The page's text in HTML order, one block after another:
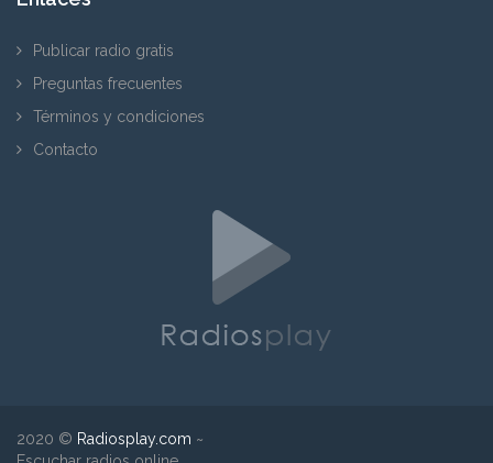
Publicar radio gratis
Preguntas frecuentes
Términos y condiciones
Contacto
2020 © Radiosplay.com ~